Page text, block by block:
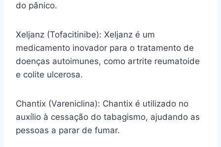
do pânico.
Xeljanz (Tofacitinibe): Xeljanz é um
medicamento inovador para o tratamento de
doenças autoimunes, como artrite reumatoide
e colite ulcerosa.
Chantix (Vareniclina): Chantix é utilizado no
auxílio à cessação do tabagismo, ajudando as
pessoas a parar de fumar.